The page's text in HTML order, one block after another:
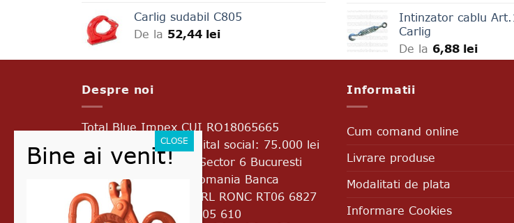
Carlig sudabil C805
De la 52,44 lei
Intinzator cablu
Carlig
De la 6,88 lei
Despre noi
Total Blue ImpexCUI RO18065665
J2005017776403 Capital social: 75.000 lei
Bd. Uverturii Nr.69A Sector 6 Bucuresti
Cod postal 060933 Romania Banca
Transilvania RO45 BTRL RONC RT06 6827
8601 Telefon: 0728 305 610
Informatii
Cum comand online
Livrare produse
Modalitati de plata
Informare Cookies